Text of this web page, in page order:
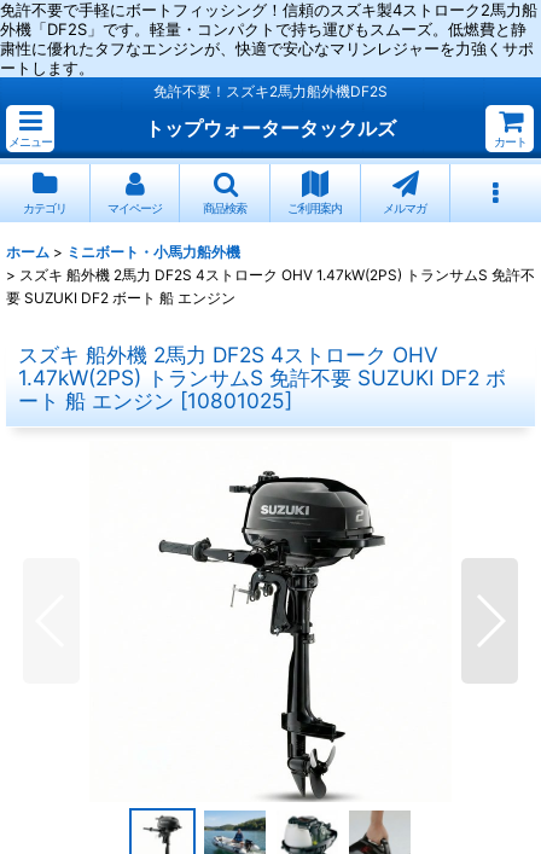
免許不要で手軽にボートフィッシング！信頼のスズキ製4ストローク2馬力船
外機「DF2S」です。軽量・コンパクトで持ち運びもスムーズ。低燃費と静
粛性に優れたタフなエンジンが、快適で安心なマリンレジャーを力強くサポ
ートします。
免許不要！スズキ2馬力船外機DF2S
メニュー
トップウォータータックルズ
カート
カテゴリ マイページ 商品検索 ご利用案内 メルマガ
ホーム > ミニボート・小馬力船外機
> スズキ 船外機 2馬力 DF2S 4ストローク OHV 1.47kW(2PS) トランサムS 免許不
要 SUZUKI DF2 ボート 船 エンジン
スズキ 船外機 2馬力 DF2S 4ストローク OHV
1.47kW(2PS) トランサムS 免許不要 SUZUKI DF2 ボ
ート 船 エンジン [10801025]